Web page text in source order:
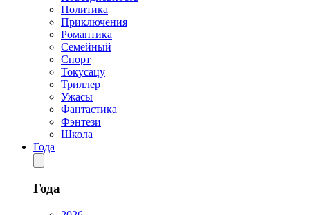
Политика
Приключения
Романтика
Семейный
Спорт
Токусацу
Триллер
Ужасы
Фантастика
Фэнтези
Школа
Года
Года